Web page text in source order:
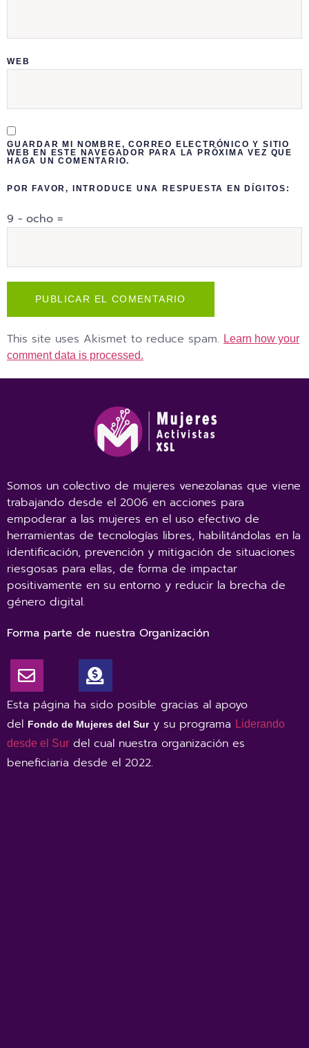
WEB
GUARDAR MI NOMBRE, CORREO ELECTRÓNICO Y SITIO
WEB EN ESTE NAVEGADOR PARA LA PRÓXIMA VEZ QUE
HAGA UN COMENTARIO.
POR FAVOR, INTRODUCE UNA RESPUESTA EN DÍGITOS:
9 − ocho =
This site uses Akismet to reduce spam. Learn how your
comment data is processed.
Somos un colectivo de mujeres venezolanas que viene
trabajando desde el 2006 en acciones para
empoderar a las mujeres en el uso efectivo de
herramientas de tecnologías libres, habilitándolas en la
identificación, prevención y mitigación de situaciones
riesgosas para ellas, de forma de impactar
positivamente en su entorno y reducir la brecha de
género digital.
Forma parte de nuestra Organización
Esta página ha sido posible gracias al apoyo
del Fondo de Mujeres del Sur y su programa Liderando
desde el Sur del cual nuestra organización es
beneficiaria desde el 2022.